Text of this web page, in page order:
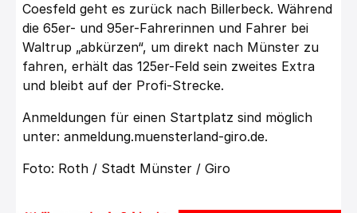
Coesfeld geht es zurück nach Billerbeck. Während
die 65er- und 95er-Fahrerinnen und Fahrer bei
Waltrup „abkürzen“, um direkt nach Münster zu
fahren, erhält das 125er-Feld sein zweites Extra
und bleibt auf der Profi-Strecke.
Anmeldungen für einen Startplatz sind möglich
unter: anmeldung.muensterland-giro.de.
Foto: Roth / Stadt Münster / Giro